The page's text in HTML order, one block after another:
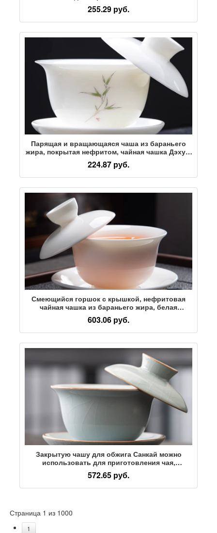
керамический чайный сервиз большой чайник
бытовая чайная чаша Кунг-фу Санкай
255.29 руб.
Парящая и вращающаяся чаша из бараньего
жира, покрытая нефритом, чайная чашка Дэхуа,
белая фарфоровая чайная чаша с крышкой,
одинарный большой чайный сервиз Sancai
Kung Fu
224.87 руб.
Смеющийся горшок с крышкой, нефритовая
чайная чашка из бараньего жира, белая
фарфоровая чайная чаша Дэхуа, набор из трех
предметов, большой бытовой чайный сервиз
Sancai kung Fu
603.06 руб.
Закрытую чашу для обжига Санкай можно
использовать для приготовления чая,
одноразового негорячего чая, чайного сервиза
Кунг-фу, высокой бытовой керамической
чашки.
572.65 руб.
Страница 1 из 1000
1